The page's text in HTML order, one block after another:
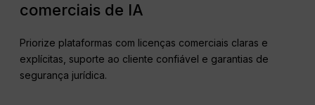
comerciais de IA
Priorize plataformas com licenças comerciais claras e
explícitas, suporte ao cliente confiável e garantias de
segurança jurídica.